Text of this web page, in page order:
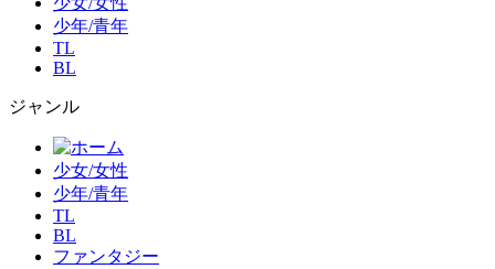
少年/青年
TL
BL
ジャンル
少女/女性
少年/青年
TL
BL
ファンタジー